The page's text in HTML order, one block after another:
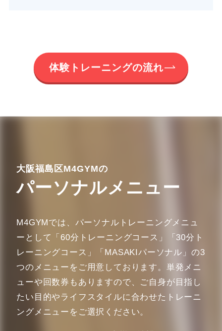
体験トレーニングの流れ
大阪福島区M4GYMの
パーソナルメニュー
M4GYMでは、パーソナルトレーニングメニュ
ーとして「60分トレーニングコース」「30分ト
レーニングコース」「MASAKIパーソナル」の3
つのメニューをご用意しております。単発メニ
ューや回数券もありますので、ご自身が目指し
たい目的やライフスタイルに合わせたトレーニ
ングメニューをご選択ください。